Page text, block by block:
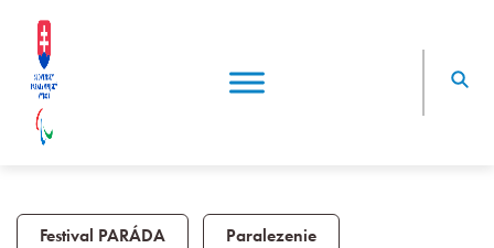
Festival PARÁDA Paralezenie